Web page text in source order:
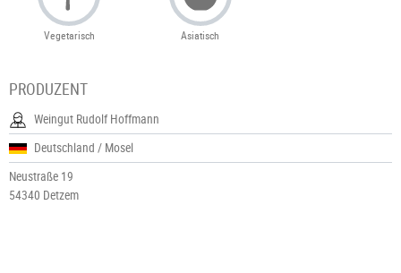
Vegetarisch Asiatisch
PRODUZENT
Weingut Rudolf Hoffmann
Deutschland / Mosel
Neustraße 19
54340 Detzem